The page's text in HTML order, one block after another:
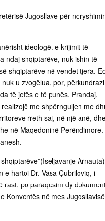
Jugosllave për
ideologët e krijimit të
ndaj shqiptarëve, nuk ishin të
shqiptarëve në vendet tjera.
u zvogëlua, por,
të jetës e të punës. Prandaj,
me shpërnguljen me
rreth saj, në një anë, dhe
në Maqedoninë Perëndimore.
e hartoi Dr. Vasa Çubriloviq, i
rast, po paraqesim dy
Konventës në mes Jugosllavisë